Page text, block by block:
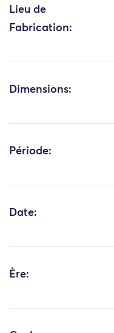
Lieu de
Fabrication:
Dimensions:
Période:
Date:
Ère: